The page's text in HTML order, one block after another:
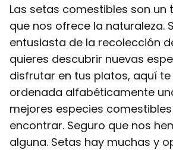
Las setas comestibles son un
que nos ofrece la naturaleza.
entusiasta de la recolección
quieres descubrir nuevas
disfrutar en tus platos, aquí
ordenada alfabéticamente
mejores especies
encontrar. Seguro que nos
alguna. Setas hay muchas y